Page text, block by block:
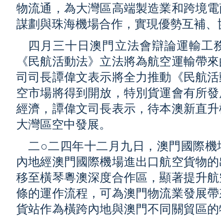
物流通，為大灣區高端製造業和跨境
謀劃與珠海機場合作，實現優勢互補
四月三十日澳門立法會辯論運輸工
《民航活動法》立法將為航空運輸帶
司司長譚偉文表示將全力推動《民航
空市場將得到開放，特別貨運會有所
經濟，譚偉文司長表示，待本澳新直
大灣區空中發展。
二○二四年十二月九日，澳門國際
內地經澳門國際機場進出口航空貨物
移至橫琴粵澳深度合作區，顯著提升
條的運作流程，可為澳門物流業發展
貨站作為橫跨內地與澳門不同關貿區